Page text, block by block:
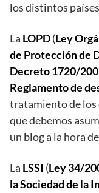
los distintos
La LOPD(Ley
de Protección de
Decreto 1720/
Reglamento de
tratamiento de los
que debemos
un blog a la hora
La LSSI (Ley 34/
la Sociedad de la